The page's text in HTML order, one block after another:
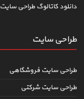
دانلود کاتالوگ طراحی سایت
طراحی سایت
طراحی سایت فروشگاهی
طراحی سایت شرکتی